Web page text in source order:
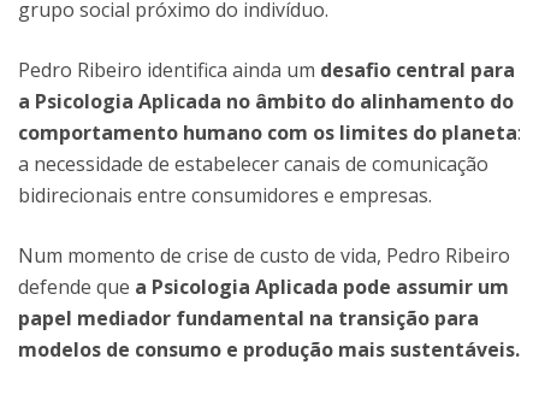
grupo social próximo do indivíduo.
Pedro Ribeiro identifica ainda um desafio central para
a Psicologia Aplicada no âmbito do alinhamento do
comportamento humano com os limites do planeta:
a necessidade de estabelecer canais de comunicação
bidirecionais entre consumidores e empresas.
Num momento de crise de custo de vida, Pedro Ribeiro
defende que a Psicologia Aplicada pode assumir um
papel mediador fundamental na transição para
modelos de consumo e produção mais sustentáveis.